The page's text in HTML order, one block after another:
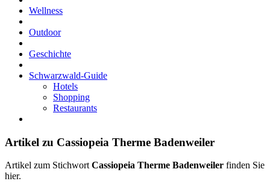
Wellness
Outdoor
Geschichte
Schwarzwald-Guide
Hotels
Shopping
Restaurants
Artikel zu Cassiopeia Therme Badenweiler
Artikel zum StichwortCassiopeia Therme Badenweiler finden Sie
hier.